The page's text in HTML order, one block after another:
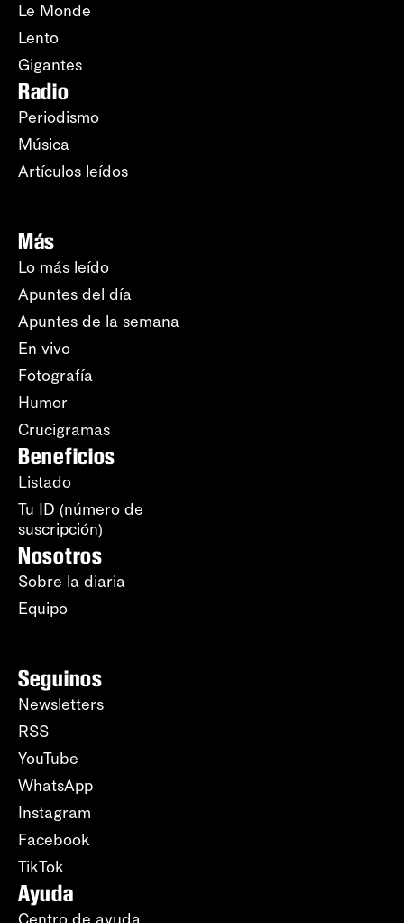
Le Monde
Lento
Gigantes
Radio
Periodismo
Música
Artículos leídos
Más
Lo más leído
Apuntes del día
Apuntes de la semana
En vivo
Fotografía
Humor
Crucigramas
Beneficios
Listado
Tu ID (número de
suscripción)
Nosotros
Sobre la diaria
Equipo
Seguinos
Newsletters
RSS
YouTube
WhatsApp
Instagram
Facebook
TikTok
Ayuda